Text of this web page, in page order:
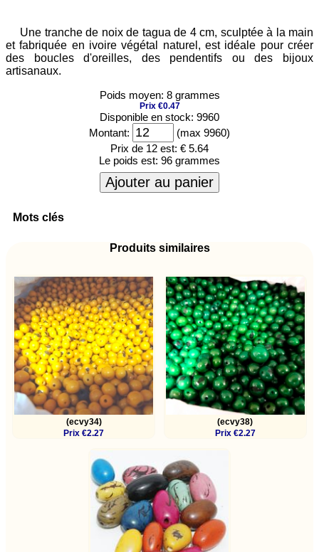
Une tranche de noix de tagua de 4 cm, sculptée à la main
et fabriquée en ivoire végétal naturel, est idéale pour créer
des boucles d'oreilles, des pendentifs ou des bijoux
artisanaux.
Poids moyen: 8 grammes
Prix €0.47
Disponible en stock: 9960
Montant:
(max 9960)
Prix de 12 est: € 5.64
Le poids est: 96 grammes
Ajouter au panier
Mots clés
Produits similaires
(ecvy34)
Prix €2.27
(ecvy38)
Prix €2.27